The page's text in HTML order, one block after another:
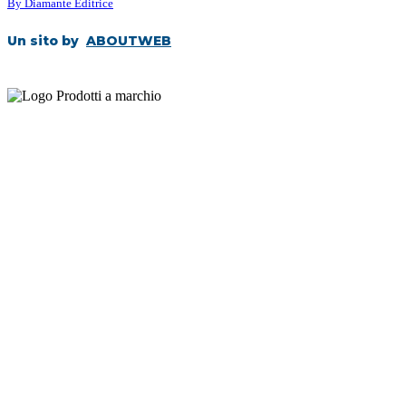
By Diamante Editrice
Un sito by ABOUTWEB